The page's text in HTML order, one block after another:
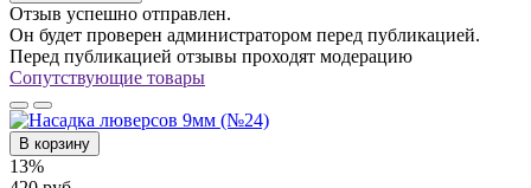
Отзыв успешно отправлен.
Он будет проверен администратором перед публикацией.
Перед публикацией отзывы проходят модерацию
Сопутствующие товары
В корзину
13%